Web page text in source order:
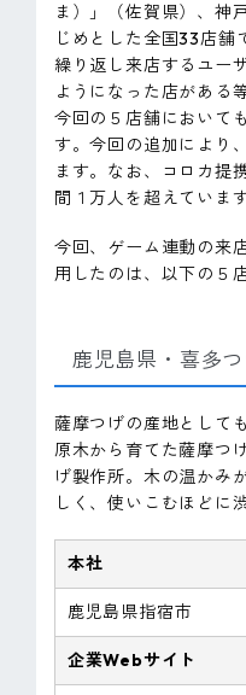
ま）」（佐賀県）、神
じめとした全国33店舗
繰り返し来店するユー
ようになった店がある
今回の５店舗において
す。今回の追加により
ます。なお、コロカ提
間１万人を超えています
今回、ゲーム連動の来
用したのは、以下の５
鹿児島県・喜多
薩摩つげの産地として
原木から育てた薩摩つ
げ製作所。木の温かみ
しく、使いこむほどに
本社
鹿児島県指宿市
企業Webサイト